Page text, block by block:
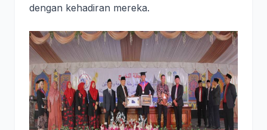
dengan kehadiran mereka.